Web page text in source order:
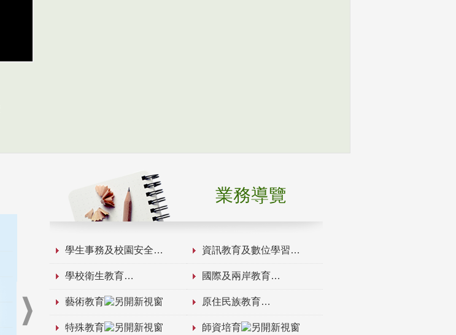
業務導覽
學生事務及校園安全 資訊教育及數位學習
學校衛生教育 國際及兩岸教育
藝術教育 原住民族教育
特殊教育 師資培育